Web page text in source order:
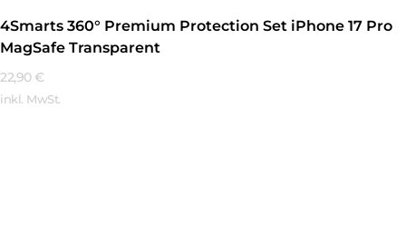
4Smarts 360° Premium Protection Set iPhone 17 Pro
MagSafe Transparent
22,90 €
inkl. MwSt.